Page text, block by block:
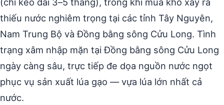
thiếu nước nghiêm trọng tại các tỉnh Tây Nguyên,
Nam Trung Bộ và Đồng bằng sông Cửu Long. Tình
trạng xâm nhập mặn tại Đồng bằng sông Cửu Long
ngày càng sâu, trực tiếp đe dọa nguồn nước ngọt
phục vụ sản xuất lúa gạo — vựa lúa lớn nhất cả
nước.